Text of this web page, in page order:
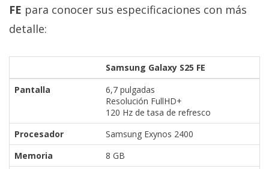
FE para conocer sus especificaciones con más
detalle:
Samsung Galaxy S25 FE
Pantalla
6,7 pulgadas
Resolución FullHD+
120 Hz de tasa de refresco
Procesador
Samsung Exynos 2400
Memoria
8 GB